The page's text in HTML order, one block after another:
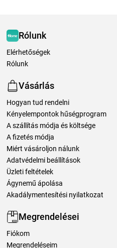
Rólunk
Elérhetőségek
Rólunk
Vásárlás
Hogyan tud rendelni
Kényelempontok hűségprogram
A szállítás módja és költsége
A fizetés módja
Miért vásároljon nálunk
Adatvédelmi beállítások
Üzleti feltételek
Ágynemű ápolása
Akadálymentesítési nyilatkozat
Megrendelései
Fiókom
Megrendeléseim